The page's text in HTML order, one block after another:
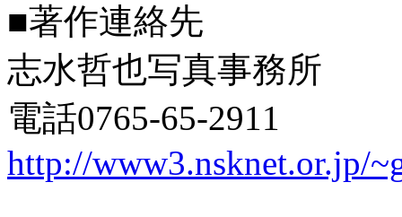
■著作連絡先
志水哲也写真事務所
電話0765-65-2911
http://www3.nsknet.or.jp/